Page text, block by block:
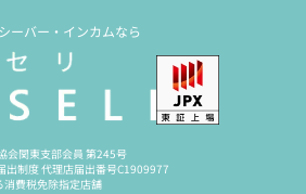
ーバー・インカムなら
会関東支部会員 第245号
出制度 代理店届出番号C1909977
費税免除指定店舗